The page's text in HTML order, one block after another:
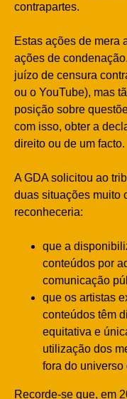
contrapartes.
Estas ações de mera
ações de
juízo de censura
ou o YouTube), mas
posição sobre
com isso, obter a
direito ou de um facto.
A GDA solicitou ao
duas situações muito
reconheceria:
que a
conteúdos por
comunicação
que os artistas
conteúdos têm
equitativa e
utilização dos
fora do universo
Recorde-se que, em